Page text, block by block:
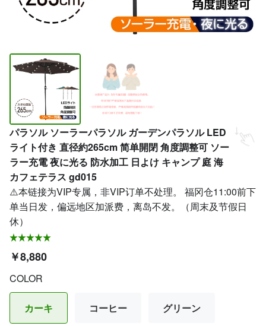
パラソル ソーラーパラソル ガーデンパラソル LED
ライト付き 直径約265cm 简单開閉 角度調整可 ソー
ラー充電 夜に光る 防水加工 日よけ キャンプ 庭 海
カフェテラス gd015
⚠️本链接为VIP专属，非VIP订单不处理。 福冈仓11:00前下
单当日发，偏远地区加派费，离岛不发。（周末及节假日
休）
￥8,880
COLOR
カーキ コーヒー グリーン